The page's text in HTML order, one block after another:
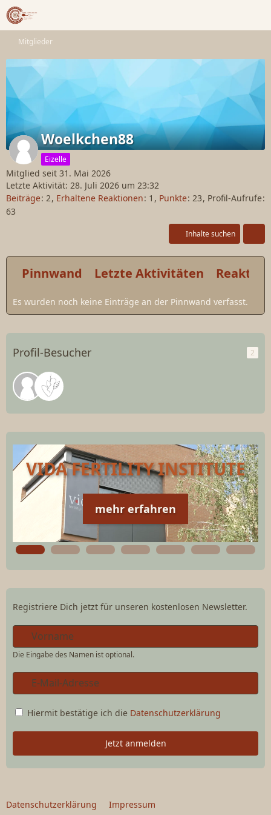
Mitglieder
Woelkchen88
Eizelle
Mitglied seit 31. Mai 2026
Letzte Aktivität: 28. Juli 2026 um 23:32
Beiträge 2 Erhaltene Reaktionen 1 Punkte 23 Profil-Aufrufe
63
Inhalte suchen
Pinnwand Letzte Aktivitäten
Es wurden noch keine Einträge an der Pinnwand verfasst.
Profil-Besucher 2
VIDA FERTILITY INSTITUTE
mehr erfahren
Registriere Dich jetzt für unseren kostenlosen Newsletter.
Die Eingabe des Namen ist optional.
Hiermit bestätige ich die Datenschutzerklärung
Jetzt anmelden
Datenschutzerklärung Impressum